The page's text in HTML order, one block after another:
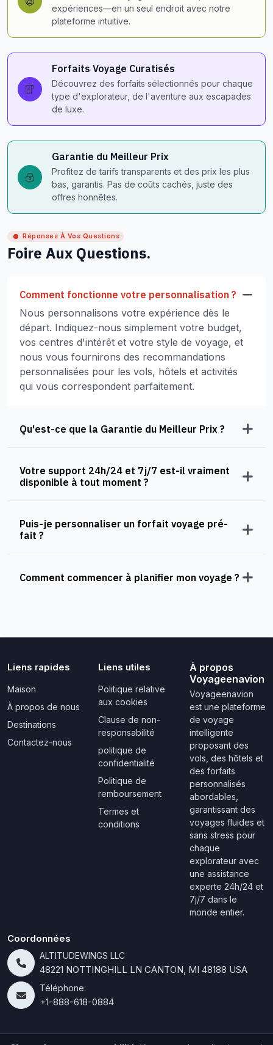
expériences—en un seul endroit avec notre
plateforme intuitive.
Forfaits Voyage Curatisés
Découvrez des forfaits sélectionnés pour chaque
type d'explorateur, de l'aventure aux escapades
de luxe.
Garantie du Meilleur Prix
Profitez de tarifs transparents et des prix les plus
bas, garantis. Pas de coûts cachés, juste des
offres honnêtes.
Réponses À Vos Questions
Foire Aux Questions.
Comment fonctionne votre personnalisation ?
Nous personnalisons votre expérience dès le
départ. Indiquez-nous simplement votre budget,
vos centres d'intérêt et votre style de voyage, et
nous vous fournirons des recommandations
personnalisées pour les vols, hôtels et activités
qui vous correspondent parfaitement.
Qu'est-ce que la Garantie du Meilleur Prix ?
Votre support 24h/24 et 7j/7 est-il vraiment
disponible à tout moment ?
Puis-je personnaliser un forfait voyage pré-
fait ?
Comment commencer à planifier mon voyage ?
Liens rapides
Maison
À propos de nous
Destinations
Contactez-nous
Liens utiles
Politique relative
aux cookies
Clause de non-
responsabilité
politique de
confidentialité
Politique de
remboursement
Termes et
conditions
À propos
Voyageenavion
Voyageenavion
est une plateforme
de voyage
intelligente
proposant des
vols, des hôtels et
des forfaits
personnalisés
abordables,
garantissant des
voyages fluides et
sans stress pour
chaque
explorateur avec
une assistance
experte 24h/24 et
7j/7 dans le
monde entier.
Coordonnées
ALTITUDEWINGS LLC
48221 NOTTINGHILL LN CANTON, MI 48188 USA
Téléphone:
+1-888-618-0884